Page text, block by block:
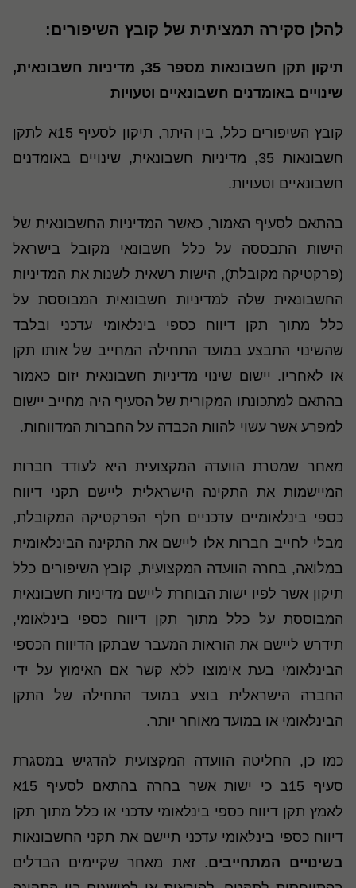
להלן סקירה תמציתית של קובץ השיפורים:
תיקון תקן חשבונאות מספר 35, מדיניות חשבונאית,
שינויים באומדנים חשבונאיים וטעויות
קובץ השיפורים כלל, בין היתר, תיקון לסעיף 15א לתקן
חשבונאות 35, מדיניות חשבונאית, שינויים באומדנים
חשבונאיים וטעויות.
בהתאם לסעיף האמור, כאשר המדיניות החשבונאית של
הישות התבססה על כלל חשבונאי מקובל בישראל
(פרקטיקה מקובלת), הישות רשאית לשנות את המדיניות
החשבונאית שלה למדיניות חשבונאית המבוססת על
כלל מתוך תקן דיווח כספי בינלאומי עדכני ובלבד
שהשינוי התבצע במועד התחילה המחייב של אותו תקן
או לאחריו. יישום שינוי מדיניות חשבונאית יזום כאמור
בהתאם למתכונתו המקורית של הסעיף היה מחייב יישום
למפרע אשר עשוי להוות הכבדה על החברות המדווחות.
מאחר שמטרת הוועדה המקצועית היא לעודד חברות
המיישמות את התקינה הישראלית ליישם תקני דיווח
כספי בינלאומיים עדכניים חלף הפרקטיקה המקובלת,
מבלי לחייב חברות אלו ליישם את התקינה הבינלאומית
במלואה, בחרה הוועדה המקצועית, קובץ השיפורים כלל
תיקון אשר לפיו ישות הבוחרת ליישם מדיניות חשבונאית
המבוססת על כלל מתוך תקן דיווח כספי בינלאומי,
תידרש ליישם את הוראות המעבר שבתקן הדיווח הכספי
הבינלאומי בעת אימוצו ללא קשר אם האימוץ על ידי
החברה הישראלית בוצע במועד התחילה של התקן
הבינלאומי או במועד מאוחר יותר.
כמו כן, החליטה הוועדה המקצועית להדגיש במסגרת
סעיף 15ב כי ישות אשר בחרה בהתאם לסעיף 15א
לאמץ תקן דיווח כספי בינלאומי עדכני או כלל מתוך תקן
דיווח כספי בינלאומי עדכני תיישם את תקני החשבונאות
בשינויים המתחייבים. זאת מאחר שקיימים הבדלים